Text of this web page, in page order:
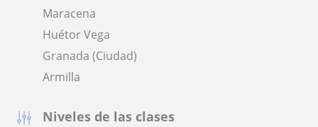
Maracena
Huétor Vega
Granada (Ciudad)
Armilla
Niveles de las clases